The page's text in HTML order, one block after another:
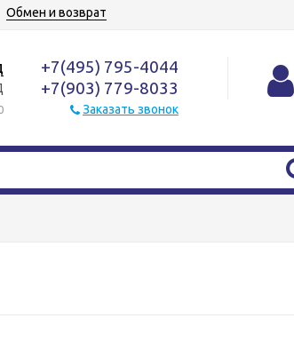
Обмен и возврат
+7(495) 795-4044
+7(903) 779-8033
Заказать звонок